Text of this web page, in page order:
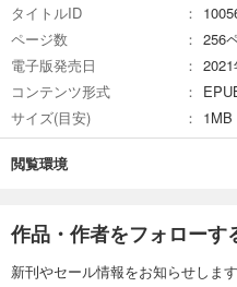
タイトルID
ページ数
256
電子版発売日
コンテンツ形式
サイズ(目安)
1MB
閲覧環境
作品・作者をフォローす
新刊やセール情報をお知らせします